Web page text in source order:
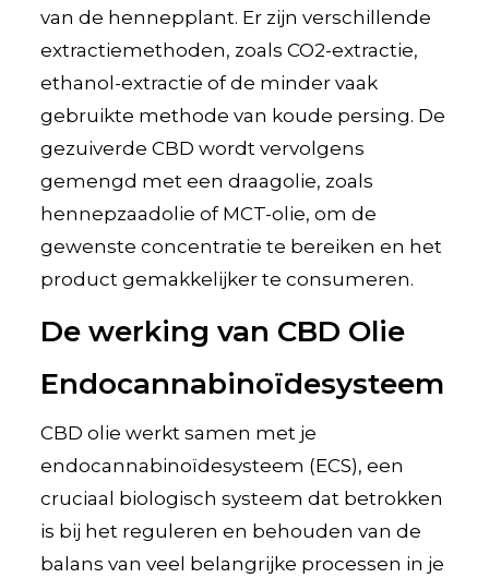
van de hennepplant. Er zijn verschillende
extractiemethoden, zoals CO2-extractie,
ethanol-extractie of de minder vaak
gebruikte methode van koude persing. De
gezuiverde CBD wordt vervolgens
gemengd met een draagolie, zoals
hennepzaadolie of MCT-olie, om de
gewenste concentratie te bereiken en het
product gemakkelijker te consumeren.
De werking van CBD Olie
Endocannabinoïdesysteem
CBD olie werkt samen met je
endocannabinoïdesysteem (ECS), een
cruciaal biologisch systeem dat betrokken
is bij het reguleren en behouden van de
balans van veel belangrijke processen in je